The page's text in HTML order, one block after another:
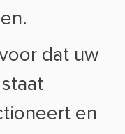
dat uw
en